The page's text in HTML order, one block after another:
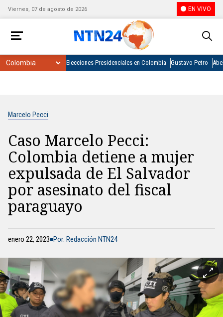
Viernes, 07 de agosto de 2026 EN VIVO
Elecciones Presidenciales en Colombia Gustavo Petro
Marcelo Pecci
Caso Marcelo Pecci:
Colombia detiene a mujer
expulsada de El Salvador
por asesinato del fiscal
paraguayo
enero 22, 2023 Por: Redacción NTN24